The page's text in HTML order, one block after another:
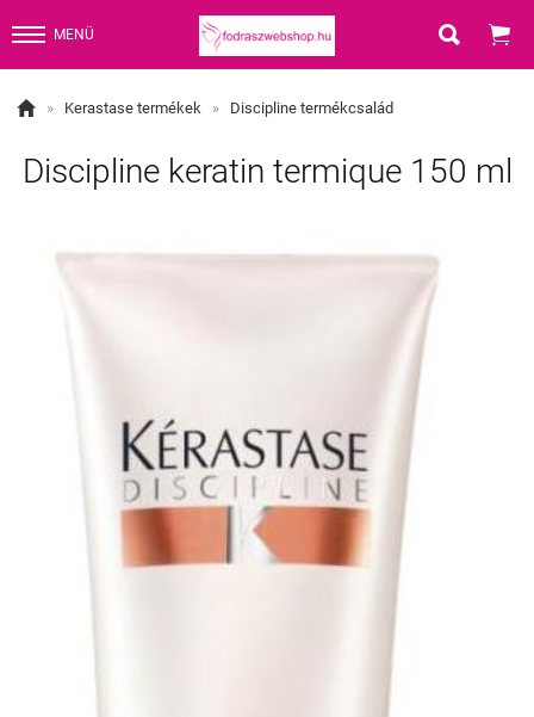
MENÜ  
 » Kerastase termékek » Discipline termékcsalád
Discipline keratin termique 150 ml